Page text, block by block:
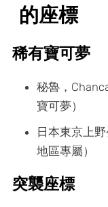
的座標
稀有寶可夢
秘魯，
寶可夢）
日本東京上
地區專屬）
突襲座標